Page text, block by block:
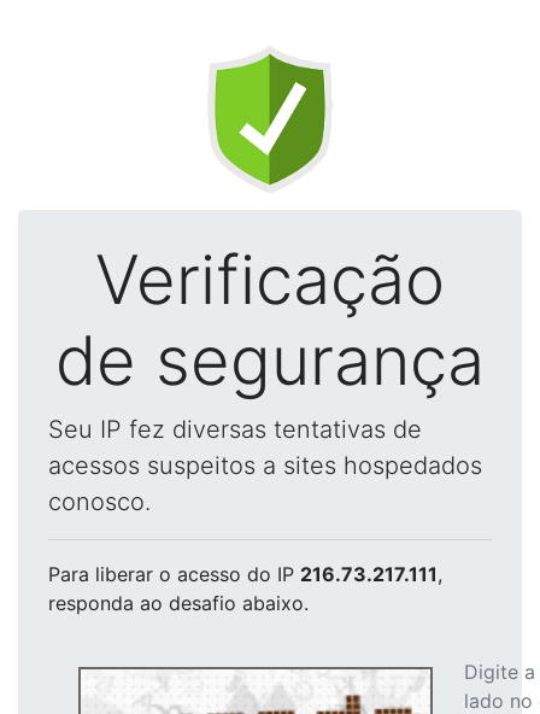
Verificação
de segurança
Seu IP fez diversas tentativas de
acessos suspeitos a sites hospedados
conosco.
Para liberar o acesso do IP 216.73.217.111,
responda ao desafio abaixo.
Digite
lado no